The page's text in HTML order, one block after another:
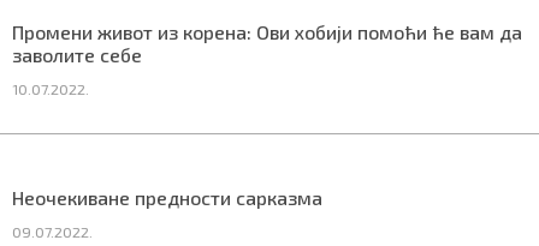
Промени живот из корена: Ови хобији помоћи ће вам да
заволите себе
10.07.2022.
Неочекиване предности сарказма
09.07.2022.
ПРАТИТЕ НАС